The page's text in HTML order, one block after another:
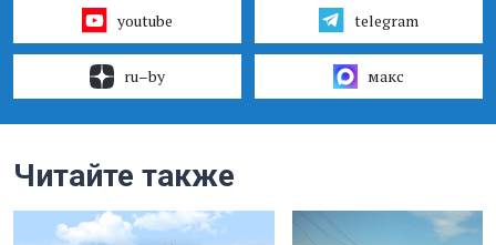
youtube telegram
ru–by макс
Читайте также